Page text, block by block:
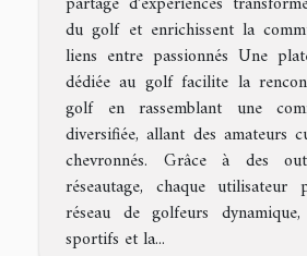
du golf et enrichissent la
liens entre passionnés Une
dédiée au golf facilite la
golf en rassemblant une
diversifiée, allant des amateurs
chevronnés. Grâce à des
réseautage, chaque
réseau de golfeurs
sportifs et la...